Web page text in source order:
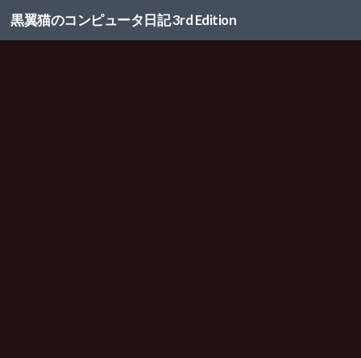
コンテンツへスキップ
黒翼猫のコンピュータ日記 3rd Edition